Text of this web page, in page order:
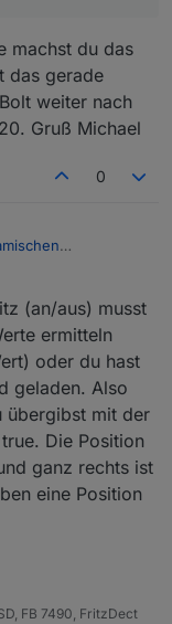
→ Hellblau
→ Hellorange
→ Mittelbraun
→ helleres
machst du das
das gerade
weiter nach
Gruß Michael
0
musst dir schon
Es reicht nicht
selbst
wie machst du
Script das
ich den Bolt
schon bei Pos
(an/aus) musst
ermitteln
oder du hast
geladen. Also
übergibst mit der
Die Position
ganz rechts ist
eine Position
FB 7490, FritzDect